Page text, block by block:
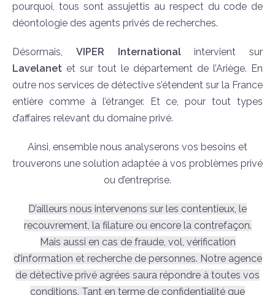
pourquoi, tous sont assujettis au respect du code de
déontologie des agents privés de recherches.
Désormais, VIPER Internationalintervient sur
Lavelanet et sur tout le département de l’Ariège. En
outre nos services de détective s’étendent sur la France
entière comme à l’étranger. Et ce, pour tout types
d’affaires relevant du domaine privé.
Ainsi, ensemble nous analyserons vos besoins et
trouverons une solution adaptée à vos problèmes privé
ou d’entreprise.
D’ailleurs nous intervenons sur les contentieux, le
recouvrement, la filature ou encore la contrefaçon.
Mais aussi en cas de fraude, vol, vérification
d’information et recherche de personnes. Notre agence
de détective privé agrées saura répondre à toutes vos
conditions. Tant en terme de confidentialité que